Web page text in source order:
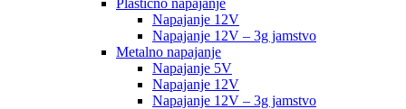
Plastično napajanje
Napajanje 12V
Napajanje 12V – 3g jamstvo
Metalno napajanje
Napajanje 5V
Napajanje 12V
Napajanje 12V – 3g jamstvo